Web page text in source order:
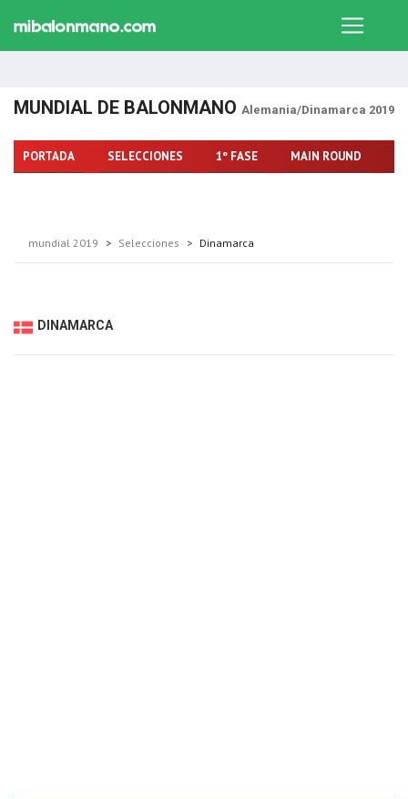
MUNDIAL DE BALONMANO Alemania/Dinamarca 2019
PORTADA SELECCIONES 1º FASE MAIN ROUND
mundial 2019 Selecciones Dinamarca
DINAMARCA